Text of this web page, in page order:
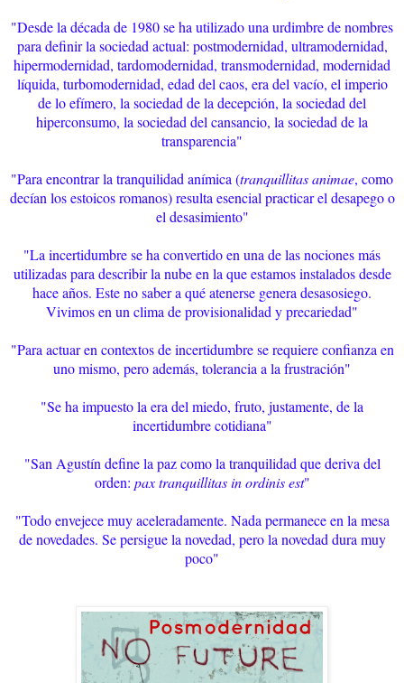
"Desde la década de 1980 se ha utilizado una urdimbre de nombres
para definir la sociedad actual: postmodernidad, ultramodernidad,
hipermodernidad, tardomodernidad, transmodernidad, modernidad
líquida, turbomodernidad, edad del caos, era del vacío, el imperio
de lo efímero, la sociedad de la decepción, la sociedad del
hiperconsumo, la sociedad del cansancio, la sociedad de la
transparencia"
"Para encontrar la tranquilidad anímica (tranquillitas animae, como
decían los estoicos romanos) resulta esencial practicar el desapego o
el desasimiento"
"La incertidumbre se ha convertido en una de las nociones más
utilizadas para describir la nube en la que estamos instalados desde
hace años. Este no saber a qué atenerse genera desasosiego.
Vivimos en un clima de provisionalidad y precariedad"
"Para actuar en contextos de incertidumbre se requiere confianza en
uno mismo, pero además, tolerancia a la frustración"
"Se ha impuesto la era del miedo, fruto, justamente, de la
incertidumbre cotidiana"
"San Agustín define la paz como la tranquilidad que deriva del
orden: pax tranquillitas in ordinis est"
"Todo envejece muy aceleradamente. Nada permanece en la mesa
de novedades. Se persigue la novedad, pero la novedad dura muy
poco"